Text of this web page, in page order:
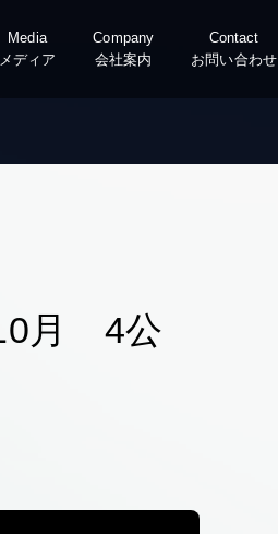
Media
メディア
Company
会社案内
Contact
お問い合わせ
月 4公